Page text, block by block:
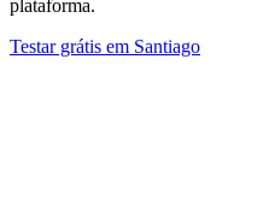
plataforma.
Testar grátis em Santiago